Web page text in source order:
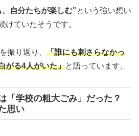
自分たちが楽しむ”という強い想い
けていたそうです。
振り返り、 「誰にも刺さらなかっ
がる4人がいた」と語っています。
「学校の粗大ごみ」だった？
思い